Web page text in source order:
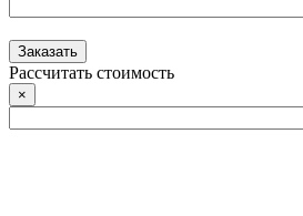
Рассчитать стоимость
×